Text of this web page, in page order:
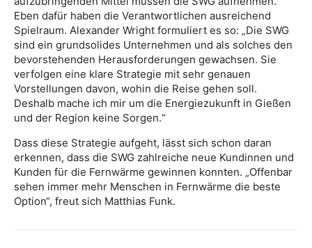
Eben dafür haben die Verantwortlichen ausreichend
Spielraum. Alexander Wright formuliert es so: „Die SWG
sind ein grundsolides Unternehmen und als solches den
bevorstehenden Herausforderungen gewachsen. Sie
verfolgen eine klare Strategie mit sehr genauen
Vorstellungen davon, wohin die Reise gehen soll.
Deshalb mache ich mir um die Energiezukunft in Gießen
und der Region keine Sorgen.“
Dass diese Strategie aufgeht, lässt sich schon daran
erkennen, dass die SWG zahlreiche neue Kundinnen und
Kunden für die Fernwärme gewinnen konnten. „Offenbar
sehen immer mehr Menschen in Fernwärme die beste
Option“, freut sich Matthias Funk.